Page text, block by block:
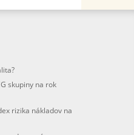
skupiny na rok
rizika nákladov na